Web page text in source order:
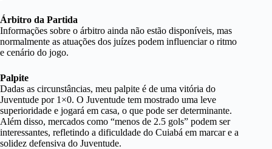
Árbitro da Partida
Informações sobre o árbitro ainda não estão disponíveis, mas
normalmente as atuações dos juízes podem influenciar o ritmo
e cenário do jogo.
Palpite
Dadas as circunstâncias, meu palpite é de uma vitória do
Juventude por 1×0. O Juventude tem mostrado uma leve
superioridade e jogará em casa, o que pode ser determinante.
Além disso, mercados como “menos de 2.5 gols” podem ser
interessantes, refletindo a dificuldade do Cuiabá em marcar e a
solidez defensiva do Juventude.